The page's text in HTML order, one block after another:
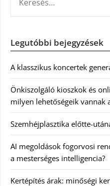
Legutóbbi bejegyzések
A klasszikus koncertek
Önkiszolgáló kioszkok és
milyen lehetőségeik vannak
Szemhéjplasztika előtte-
AI megoldások fogorvosi
a mesterséges intelligencia?
Kertépítés árak: minőségi